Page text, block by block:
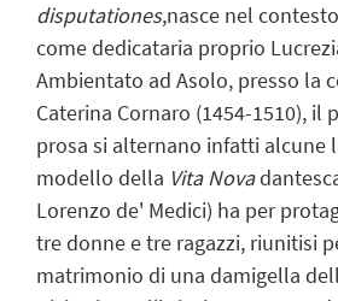
disputationes,nasce nel
come dedicataria proprio
Ambientato ad Asolo, presso la
Caterina Cornaro (1454-1510), il
prosa si alternano infatti alcune
modello della Vita Nova
Lorenzo de' Medici) ha per
tre donne e tre ragazzi, riunitisi
matrimonio di una damigella